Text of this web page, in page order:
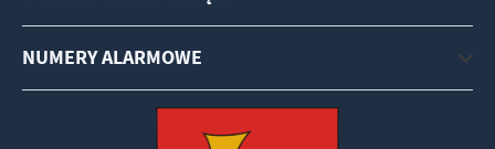
NUMERY ALARMOWE